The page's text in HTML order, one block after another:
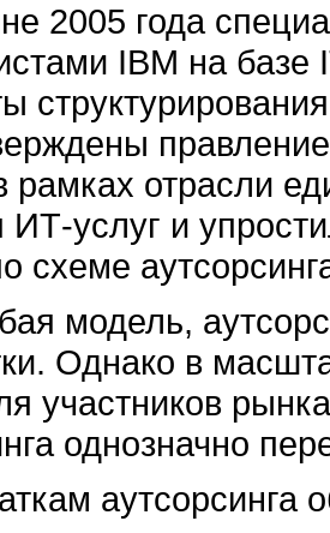
2005 года
IBM на базе
рамках отрасли
ИТ-услуг и
схеме
модель,
Однако в
участников
однозначно
аутсорсинга